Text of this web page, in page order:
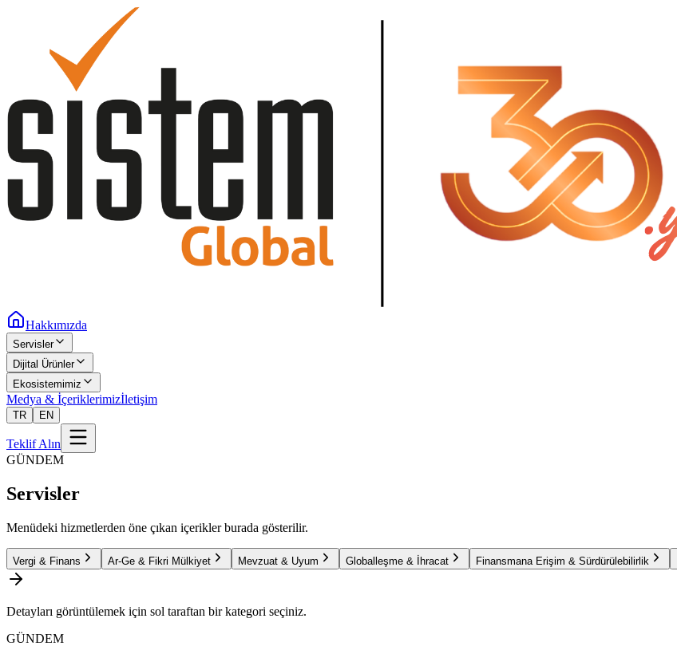
Hakkımızda
Servisler
Dijital Ürünler
Ekosistemimiz
Medya & İçeriklerimizİletişim
TR EN
Teklif Alın
GÜNDEM
Servisler
Menüdeki hizmetlerden öne çıkan içerikler burada gösterilir.
Vergi & Finans Ar-Ge & Fikri Mülkiyet Mevzuat & Uyum Globalleşme & İhracat Finansmana Erişim & Sürdürülebilirlik
Detayları görüntülemek için sol taraftan bir kategori seçiniz.
GÜNDEM